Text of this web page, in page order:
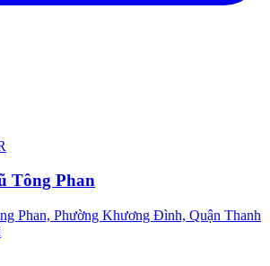
Tông Phan
Phan, Phường Khương Đình, Quận Thanh